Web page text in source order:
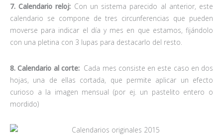
7. Calendario reloj: Con un sistema parecido al anterior, este
calendario se compone de tres circunferencias que pueden
moverse para indicar el día y mes en que estamos, fijándolo
con una pletina con 3 lupas para destacarlo del resto.
8. Calendario al corte: Cada mes consiste en este caso en dos
hojas, una de ellas cortada, que permite aplicar un efecto
curioso a la imagen mensual (por ej. un pastelito entero o
mordido)